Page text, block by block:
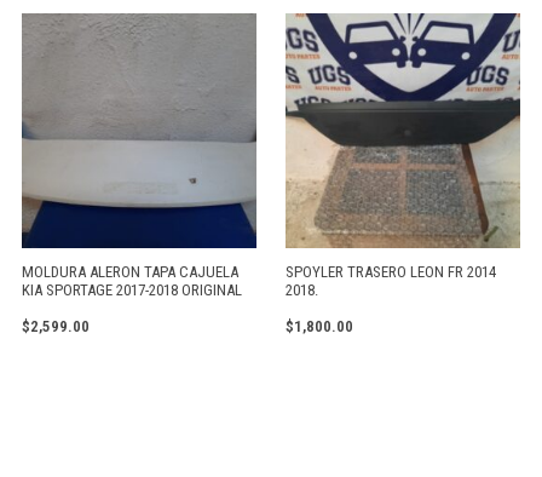
MOLDURA ALERON TAPA CAJUELA
KIA SPORTAGE 2017-2018 ORIGINAL
$2,599.00
SPOYLER TRASERO LEON FR 2014
2018.
$1,800.00